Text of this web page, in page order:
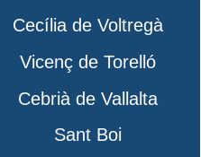
Cecília de Voltregà
Vicenç de Torelló
Cebrià de Vallalta
Sant Boi